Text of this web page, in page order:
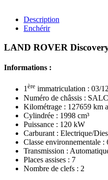
Description
Enchérir
LAND ROVER
Informations :
1ère immatriculation : 03/
Numéro de châssis :
Kilométrage : 127659 km
Cylindrée : 1998 cm³
Puissance : 120 kW
Carburant : Electrique/
Classe environnementale
Transmission :
Places assises : 7
Nombre de clefs : 2